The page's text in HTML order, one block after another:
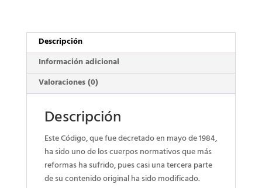
Descripción
Información adicional
Valoraciones (0)
Descripción
Este Código, que fue decretado en mayo de 1984,
ha sido uno de los cuerpos normativos que más
reformas ha sufrido, pues casi una tercera parte
de su contenido original ha sido modificado.